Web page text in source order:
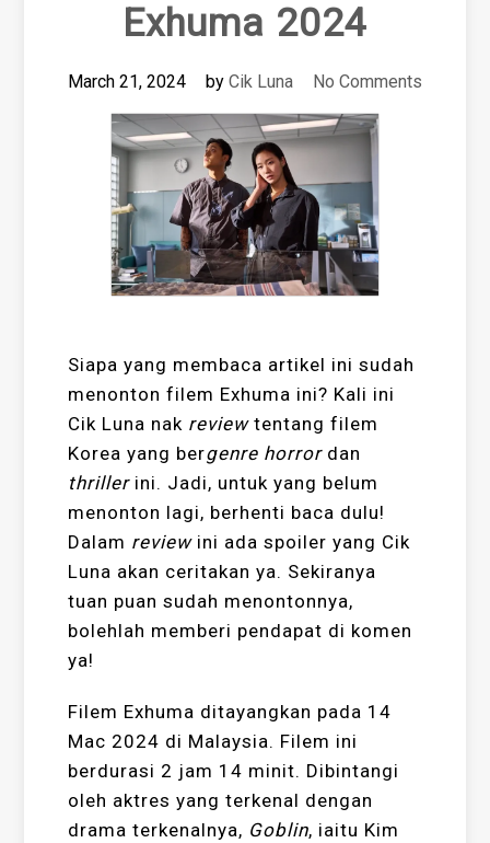
Exhuma 2024
March 21, 2024 by Cik Luna No Comments
Siapa yang membaca artikel ini sudah
menonton filem Exhuma ini? Kali ini
Cik Luna nak reviewtentang filem
Korea yang bergenre horrordan
thrillerini. Jadi, untuk yang belum
menonton lagi, berhenti baca dulu!
Dalam review ini ada spoiler yang Cik
Luna akan ceritakan ya. Sekiranya
tuan puan sudah menontonnya,
bolehlah memberi pendapat di komen
ya!
Filem Exhuma ditayangkan pada 14
Mac 2024 di Malaysia. Filem ini
berdurasi 2 jam 14 minit. Dibintangi
oleh aktres yang terkenal dengan
drama terkenalnya, Goblin, iaitu Kim